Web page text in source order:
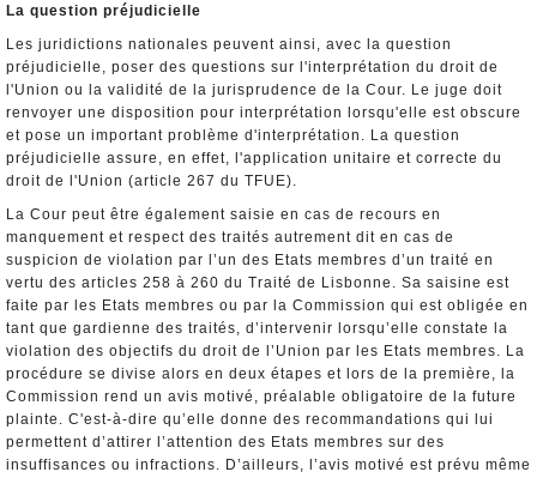
La question préjudicielle
Les juridictions nationales peuvent ainsi, avec la question
préjudicielle, poser des questions sur l'interprétation du droit de
l'Union ou la validité de la jurisprudence de la Cour. Le juge doit
renvoyer une disposition pour interprétation lorsqu'elle est obscure
et pose un important problème d'interprétation. La question
préjudicielle assure, en effet, l'application unitaire et correcte du
droit de l'Union (article 267 du TFUE).
La Cour peut être également saisie en cas de recours en
manquement et respect des traités autrement dit en cas de
suspicion de violation par l’un des Etats membres d’un traité en
vertu des articles 258 à 260 du Traité de Lisbonne. Sa saisine est
faite par les Etats membres ou par la Commission qui est obligée en
tant que gardienne des traités, d’intervenir lorsqu’elle constate la
violation des objectifs du droit de l’Union par les Etats membres. La
procédure se divise alors en deux étapes et lors de la première, la
Commission rend un avis motivé, préalable obligatoire de la future
plainte. C'est-à-dire qu’elle donne des recommandations qui lui
permettent d’attirer l’attention des Etats membres sur des
insuffisances ou infractions. D’ailleurs, l’avis motivé est prévu même